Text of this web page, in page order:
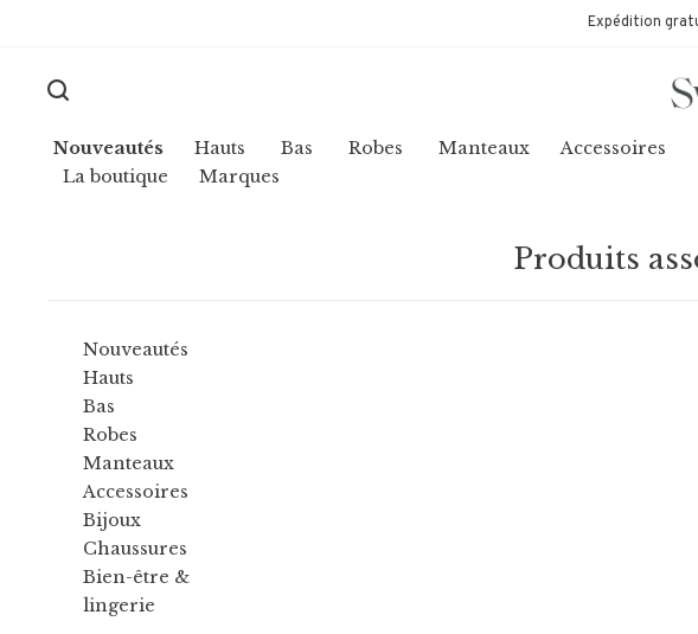
Expédition
Nouveautés Hauts Bas Robes Manteaux Accessoires
La boutique
Marques
Produits
Nouveautés
Hauts
Bas
Robes
Manteaux
Accessoires
Bijoux
Chaussures
Bien-être &
lingerie